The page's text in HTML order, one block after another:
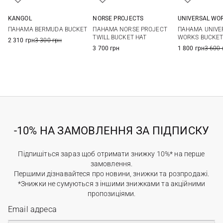
KANGOL
ПАНАМА BERMUDA BUCKET
2 310 грн3 300 грн
NORSE PROJECTS
ПАНАМА NORSE PROJECT
TWILL BUCKET HAT
3 700 грн
UNIVERSAL
ПАНАМА
WORKS
1 800 грн3 600
-10% НА ЗАМОВЛЕННЯ ЗА ПІДПИСКУ
Підпишіться зараз щоб отримати знижку 10%* на перше
замовлення.
Першими дізнавайтеся про новини, знижки та розпродажі.
*Знижки не сумуються з іншими знижками та акційними
пропозиціями.